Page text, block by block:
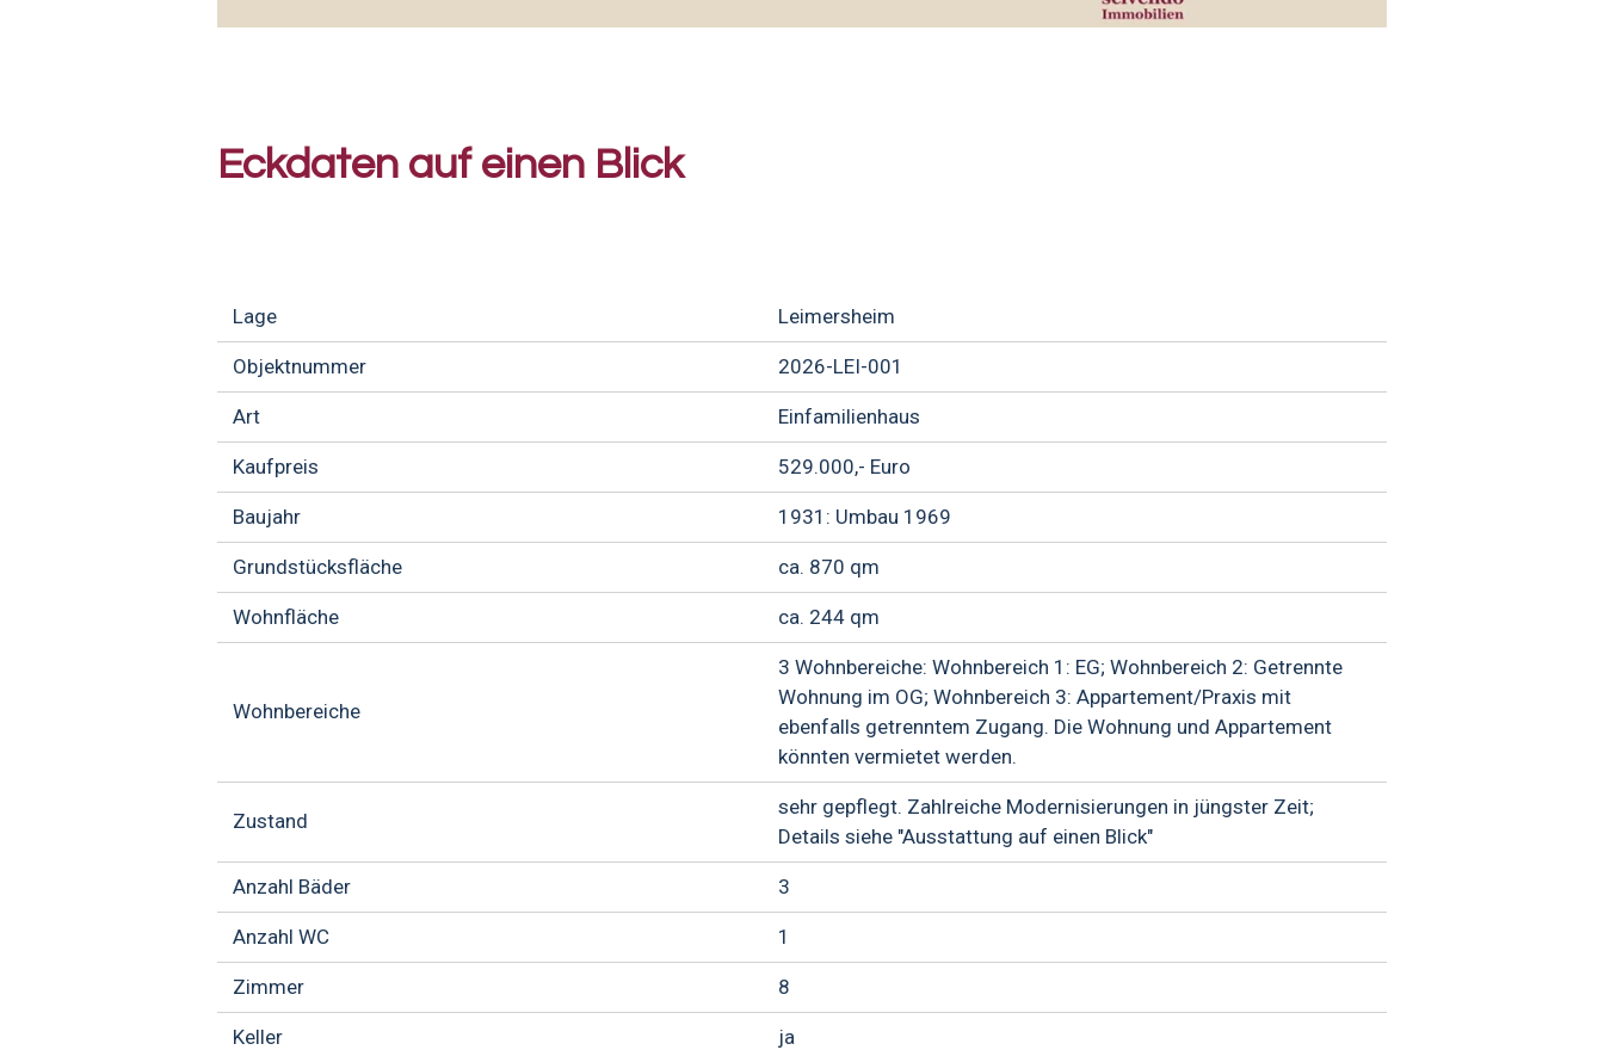
Eckdaten auf einen Blick
Lage Leimersheim
Objektnummer 2026-LEI-001
Art Einfamilienhaus
Kaufpreis 529.000,- Euro
Baujahr 1931: Umbau 1969
Grundstücksfläche ca. 870 qm
Wohnfläche ca. 244 qm
Wohnbereiche
3 Wohnbereiche: Wohnbereich 1: EG; Wohnbereich 2: Getrennte
Wohnung im OG; Wohnbereich 3: Appartement/Praxis mit
ebenfalls getrenntem Zugang. Die Wohnung und Appartement
könnten vermietet werden.
Zustand
sehr gepflegt. Zahlreiche Modernisierungen in jüngster Zeit;
Details siehe "Ausstattung auf einen Blick"
Anzahl Bäder 3
Anzahl WC 1
Zimmer 8
Keller ja